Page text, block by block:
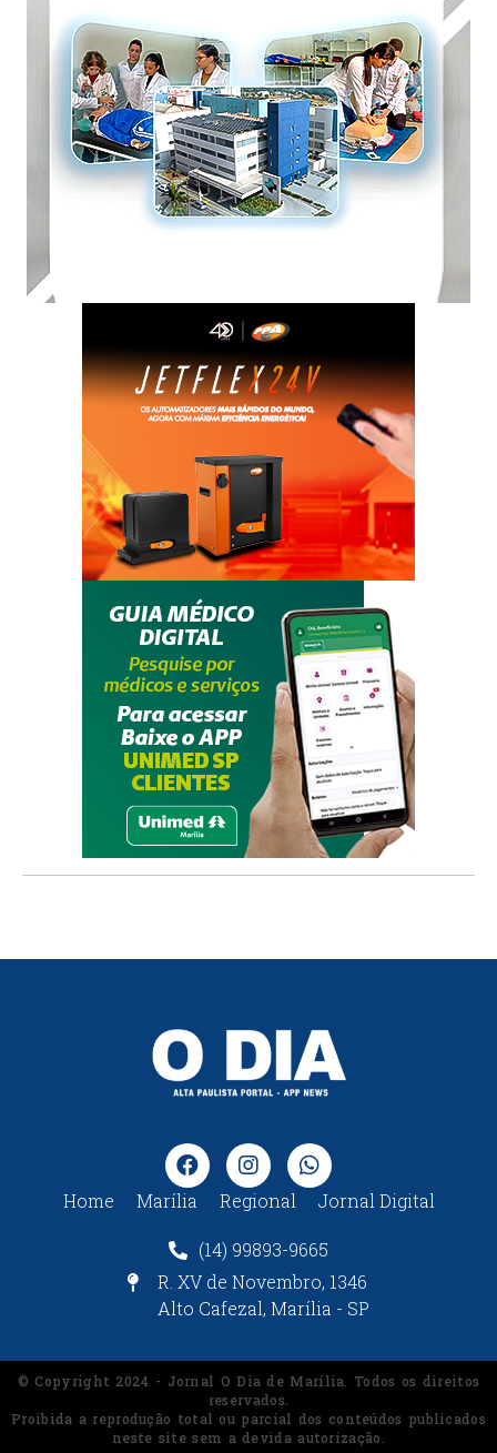
Home Marília Regional Jornal Digital
(14) 99893-9665
R. XV de Novembro, 1346
Alto Cafezal, Marília - SP
© Copyright 2024 - Jornal O Dia de Marília. Todos os direitos
reservados.
Proibida a reprodução total ou parcial dos conteúdos publicados
neste site sem a devida autorização.